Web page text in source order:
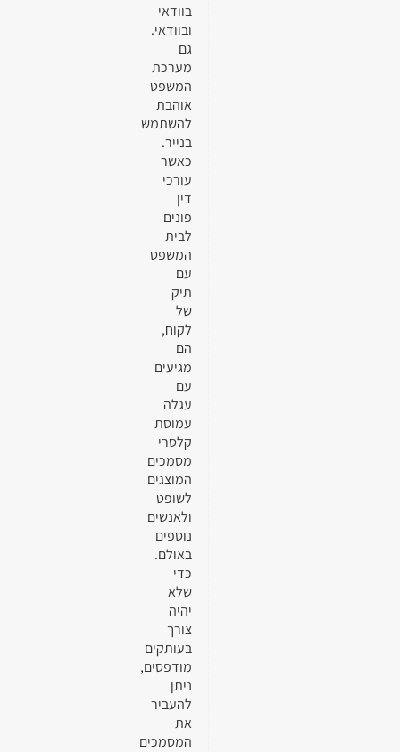
בוודאי
ובוודאי.
גם
מערכת
המשפט
אוהבת
להשתמש
בנייר.
כאשר
עורכי
דין
פונים
לבית
המשפט
עם
תיק
של
לקוח,
הם
מגיעים
עם
עגלה
עמוסת
קלסרי
מסמכים
המוצגים
לשופט
ולאנשים
נוספים
באולם.
כדי
שלא
יהיה
צורך
בעותקים
מודפסים,
ניתן
להעביר
את
המסמכים